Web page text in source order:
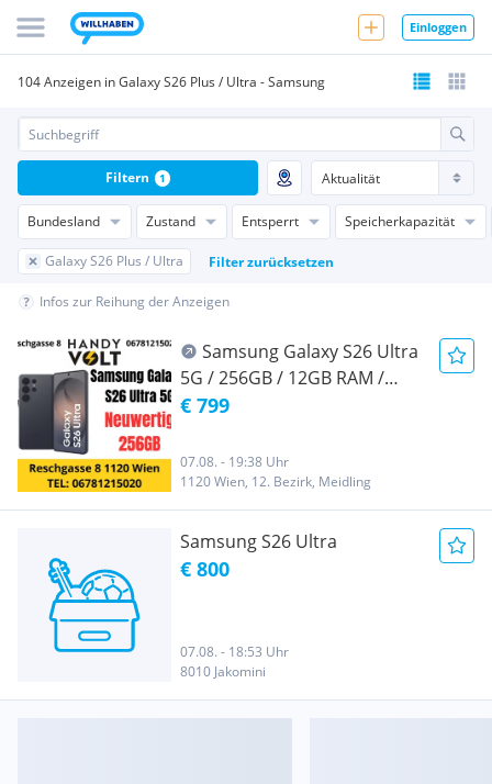
Einloggen
104 Anzeigen in Galaxy S26 Plus / Ultra - Samsung
Bundesland Zustand Entsperrt Speicherkapazität
Galaxy S26 Plus / Ultra Filter zurücksetzen
Filtern 1
Infos zur Reihung der Anzeigen
Samsung Galaxy S26 Ultra
5G / 256GB / 12GB RAM /
Neuwertig / AT-WARE / Offen
Mit Originalverpackung / Mit
Restherstellergarantie / Black
€ 799
07.08. - 19:38 Uhr
1120 Wien, 12. Bezirk, Meidling
Samsung S26 Ultra
€ 800
07.08. - 18:53 Uhr
8010 Jakomini